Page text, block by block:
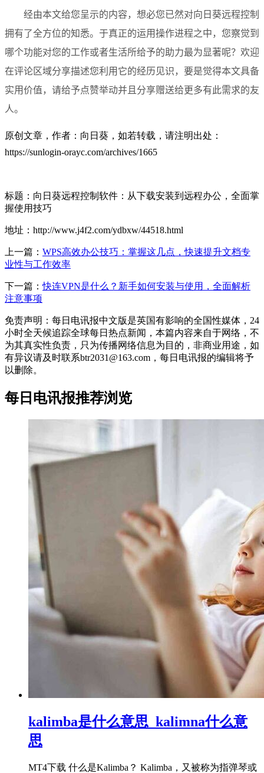
经由本文给您呈示的内容，想必您已然对向日葵远程控制
拥有了全方位的知悉。于真正的运用操作进程之中，您察觉到
哪个功能对您的工作或者生活所给予的助力最为显著呢？欢迎
在评论区域分享描述您利用它的经历见识，要是觉得本文具备
实用价值，请给予点赞举动并且分享赠送给更多有此需求的友
人。
原创文章，作者：向日葵，如若转载，请注明出处：
https://sunlogin-orayc.com/archives/1665
标题：向日葵远程控制软件：从下载安装到远程办公，全面掌
握使用技巧
地址：http://www.j4f2.com/ydbxw/44518.html
上一篇： WPS高效办公技巧：掌握这几点，快速提升文档专
业性与工作效率
下一篇：快连VPN是什么？新手如何安装与使用，全面解析
注意事项
免责声明：每日电讯报中文版是英国有影响的全国性媒体，24
小时全天候追踪全球每日热点新闻，本篇内容来自于网络，不
为其真实性负责，只为传播网络信息为目的，非商业用途，如
有异议请及时联系btr2031@163.com，每日电讯报的编辑将予
以删除。
每日电讯报推荐浏览
kalimba是什么意思_kalimna什么意
思
MT4下载 什么是Kalimba？ Kalimba，又被称为指弹琴或